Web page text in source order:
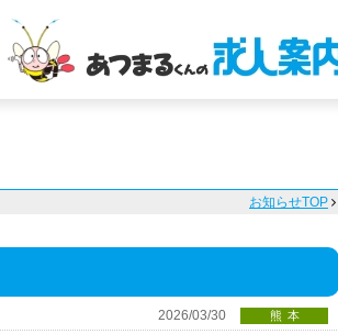
お知らせTOP
2026/03/30 熊本